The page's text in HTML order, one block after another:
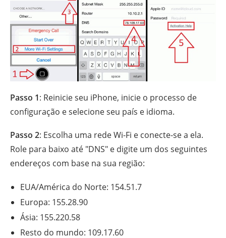
Passo 1: Reinicie seu iPhone, inicie o processo de
configuração e selecione seu país e idioma.
Passo 2: Escolha uma rede Wi-Fi e conecte-se a ela.
Role para baixo até "DNS" e digite um dos seguintes
endereços com base na sua região:
EUA/América do Norte: 154.51.7
Europa: 155.28.90
Ásia: 155.220.58
Resto do mundo: 109.17.60